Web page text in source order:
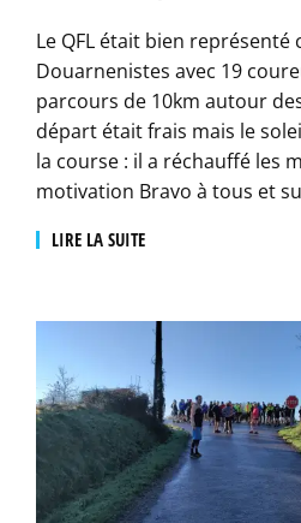
Le QFL était bien représenté
Douarnenistes avec 19
parcours de 10km autour
départ était frais mais le
la course : il a réchauffé les
motivation Bravo à tous et
LIRE LA SUITE